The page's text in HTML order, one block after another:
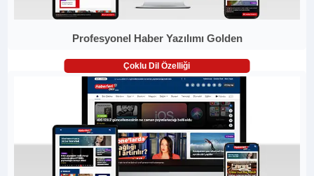
Profesyonel Haber Yazılımı Golden
Çoklu Dil Özelliği